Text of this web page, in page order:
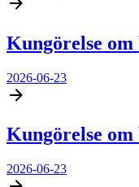
Kungörelse
2026-06-23
Kungörelse
2026-06-23